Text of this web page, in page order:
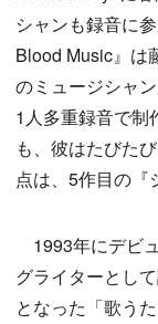
シャンも録音に
Blood Music』は
のミュージシャ
1人多重録音で制
も、彼はたびた
点は、5作目の『
1993年にデビ
グライターとし
となった「歌う